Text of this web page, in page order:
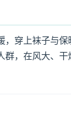
穿上袜子与
，在风大、